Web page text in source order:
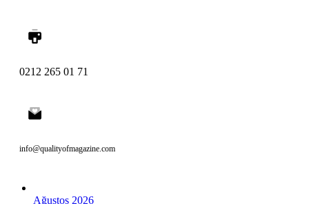
0212 265 01 71
info@qualityofmagazine.com
Ağustos 2026